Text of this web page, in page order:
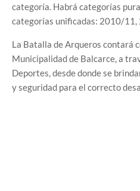
categoría. Habrá categorías
categorías unificadas: 2010/
La Batalla de Arqueros contará
Municipalidad de Balcarce, a
Deportes, desde donde se
y seguridad para el correcto